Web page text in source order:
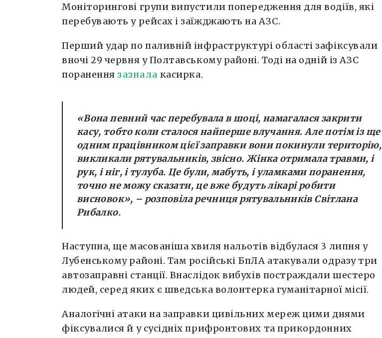
Моніторингові групи випустили попередження для водіїв, які
перебувають у рейсах і заїжджають на АЗС.
Перший удар по паливній інфраструктурі області зафіксували
вночі 29 червня у Полтавському районі. Тоді на одній із АЗС
поранення зазнала касирка.
«Вона певний час перебувала в шоці, намагалася закрити
касу, тобто коли сталося найперше влучання. Але потім із ще
одним працівником цієї заправки вони покинули територію,
викликали рятувальників, звісно. Жінка отримала травми, і
рук, і ніг, і тулуба. Це були, мабуть, і уламками поранення,
точно не можу сказати, це вже будуть лікарі робити
висновок», – розповіла речниця рятувальників Світлана
Рибалко.
Наступна, ще масованіша хвиля нальотів відбулася 3 липня у
Лубенському районі. Там російські БпЛА атакували одразу три
автозаправні станції. Внаслідок вибухів постраждали шестеро
людей, серед яких є шведська волонтерка гуманітарної місії.
Аналогічні атаки на заправки цивільних мереж цими днями
фіксувалися й у сусідніх прифронтових та прикордонних